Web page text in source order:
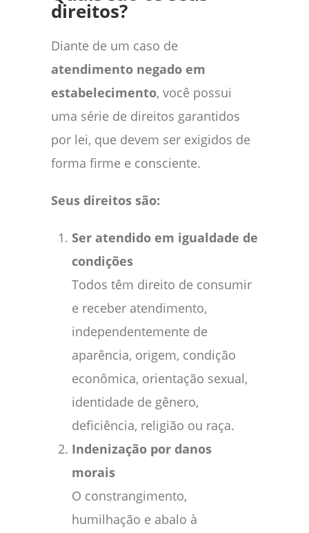
direitos?
Diante de um caso de
atendimento negado em
estabelecimento, você possui
uma série de direitos garantidos
por lei, que devem ser exigidos de
forma firme e consciente.
Seus direitos são:
Ser atendido em igualdade de
condições
Todos têm direito de consumir
e receber atendimento,
independentemente de
aparência, origem, condição
econômica, orientação sexual,
identidade de gênero,
deficiência, religião ou raça.
Indenização por danos
morais
O constrangimento,
humilhação e abalo à